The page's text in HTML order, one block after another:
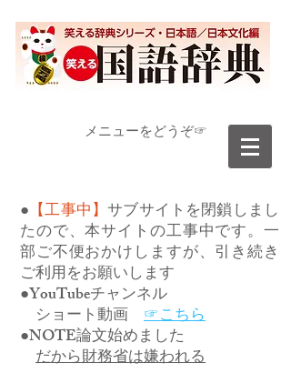
​メニューをどうぞ☞
● 【工事中】サブサイトを閉鎖しまし
たので、本サイトの工事中です。一
部ご不便おかけしますが、引き続き
ご利用をお願いします
●YouTubeチャンネル
ショート動画 ☞こちら
●NOTE論文始めました
だから財務省は嫌われる